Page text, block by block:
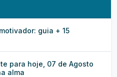
guia + 15
para hoje, 07 de Agosto
alma